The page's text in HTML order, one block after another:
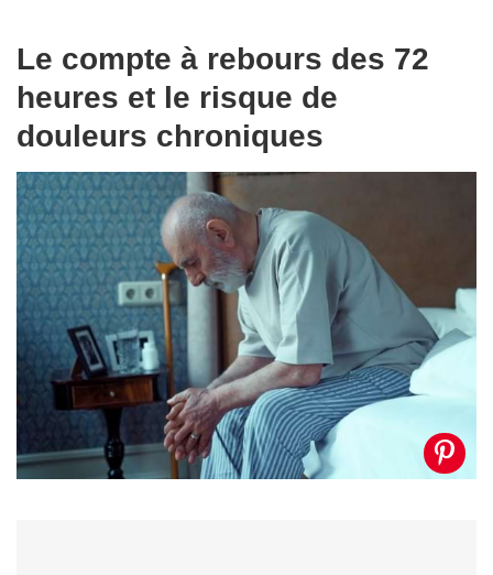
Le compte à rebours des 72
heures et le risque de
douleurs chroniques